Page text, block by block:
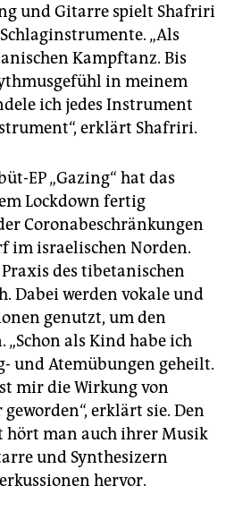
und Gitarre spielt Shafriri
„Als
Kampftanz. Bis
in meinem
ich jedes Instrument
erklärt Shafriri.
EP „Gazing“ hat das
Lockdown fertig
Coronabeschränkungen
im israelischen Norden.
des tibetanischen
Dabei werden vokale und
genutzt, um den
als Kind habe ich
und Atemübungen geheilt.
mir die Wirkung von
erklärt sie. Den
hört man auch ihrer Musik
und Synthesizern
hervor.